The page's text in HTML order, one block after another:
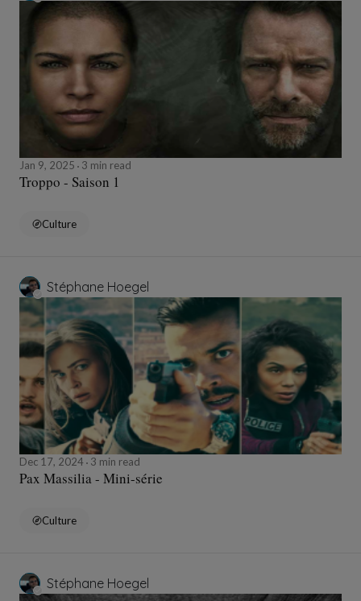
Jan 9, 2025 3 min read
Troppo - Saison 1
Culture
Stéphane Hoegel
Dec 17, 2024 3 min read
Pax Massilia - Mini-série
Culture
Stéphane Hoegel